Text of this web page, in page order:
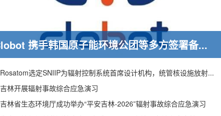
Clobot 携手韩国原子能环境公团等多方签署备忘录，推动放射性废物安全管理多机型机器人示范
Rosatom选定SNIIP为辐射控制系统首席设计机构，统管核设施放射仪表标准化与进口替代保障
吉林开展辐射事故综合应急演习
吉林省生态环境厅成功举办“平安吉林-2026”辐射事故综合应急演习